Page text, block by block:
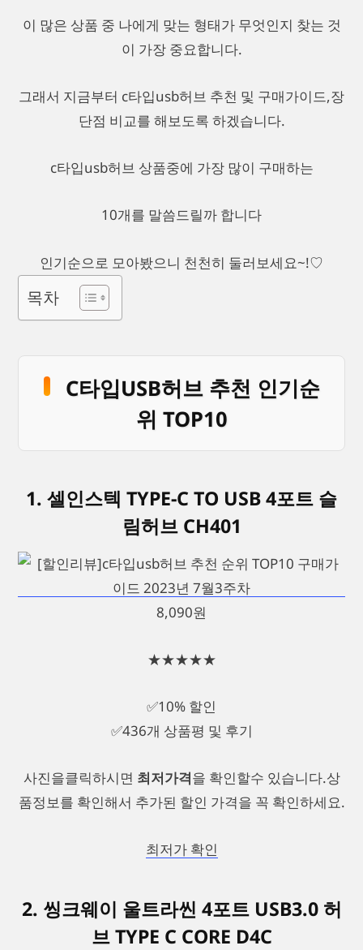
이 많은 상품 중 나에게 맞는 형태가 무엇인지 찾는 것
이 가장 중요합니다.
그래서 지금부터 c타입usb허브 추천 및 구매가이드,장
단점 비교를 해보도록 하겠습니다.
c타입usb허브 상품중에 가장 많이 구매하는
10개를 말씀드릴까 합니다
인기순으로 모아봤으니 천천히 둘러보세요~!♡
목차
C타입USB허브 추천 인기순
위 TOP10
1. 셀인스텍 TYPE-C TO USB 4포트 슬
림허브 CH401
8,090원
★★★★★
✅10% 할인
✅436개 상품평 및 후기
사진을클릭하시면 최저가격을 확인할수 있습니다.상
품정보를 확인해서 추가된 할인 가격을 꼭 확인하세요.
최저가 확인
2. 씽크웨이 울트라씬 4포트 USB3.0 허
브 TYPE C CORE D4C